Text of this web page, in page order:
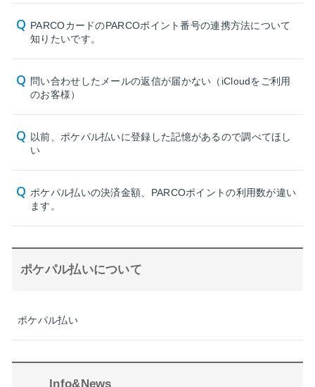
PARCOカードのPARCOポイント番号の連携方法について
知りたいです。
問い合わせしたメールの返信が届かない（iCloudをご利用
のお客様）
以前、ポケパル払いに登録した記憶があるので調べてほし
い
ポケパル払いの決済金額、PARCOポイントの利用数が違い
ます。
ポケパル払いについて
ポケパル払い
Info&News